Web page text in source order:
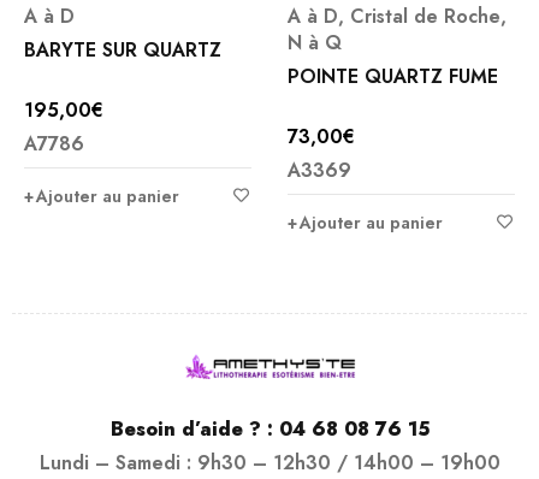
A à D
BARYTE SUR QUARTZ
195,00€
A7786
Ajouter au panier
A à D, Cristal de Roche,
N à Q
POINTE QUARTZ FUME
73,00€
A3369
Ajouter au panier
Besoin d’aide ? : 04 68 08 76 15
Lundi – Samedi : 9h30 – 12h30 / 14h00 – 19h00